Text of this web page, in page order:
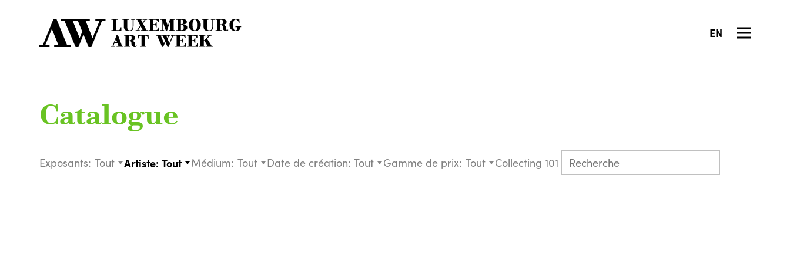
EN
Catalogue
Exposants: Tout Artiste: Tout Médium: Tout Date de création: Tout Gamme de prix: Tout Collecting 101